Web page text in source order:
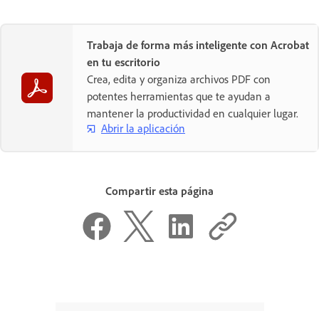
Trabaja de forma más inteligente con Acrobat
en tu escritorio
Crea, edita y organiza archivos PDF con
potentes herramientas que te ayudan a
mantener la productividad en cualquier lugar.
Abrir la aplicación
Compartir esta página